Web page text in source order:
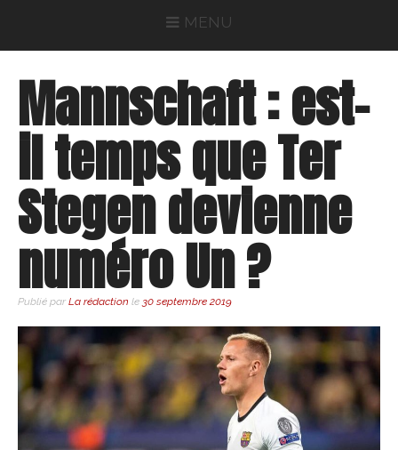
MENU
Mannschaft : est-
il temps que Ter
Stegen devienne
numéro Un ?
Publié par La rédaction le 30 septembre 2019